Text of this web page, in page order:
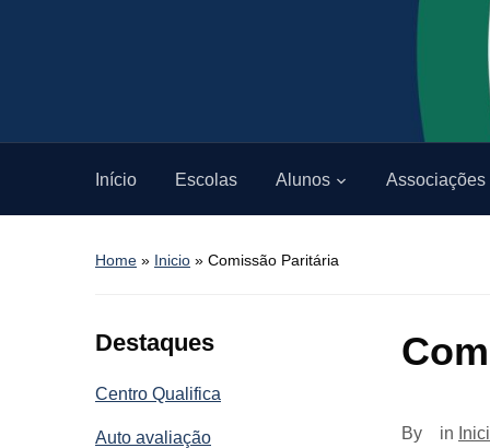
Início Escolas Alunos Associações
Home » Inicio » Comissão Paritária
Destaques
Centro Qualifica
Auto avaliação By in